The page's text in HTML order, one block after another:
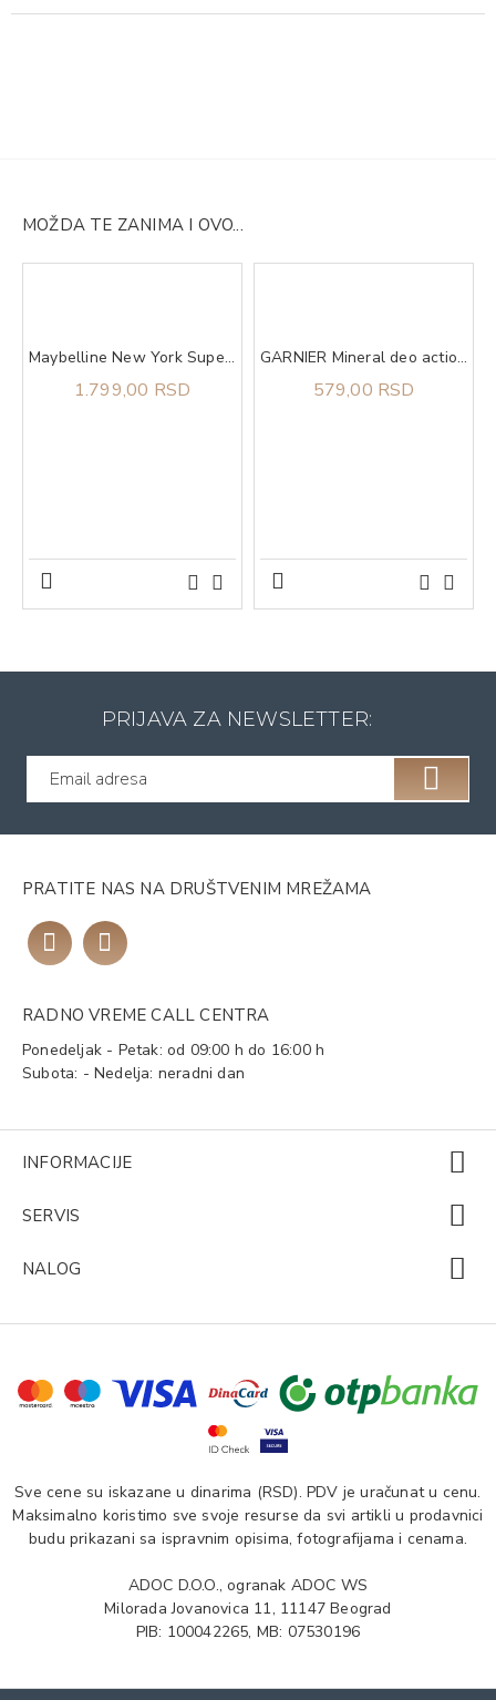
MOŽDA TE ZANIMA I OVO...
Maybelline New York Super Stay Lumi Matte tečni puder 140​
1.799,00 RSD
GARNIER Mineral deo action control thermic 72h sprej 150 ml
579,00 RSD
PRIJAVA ZA NEWSLETTER:
PRATITE NAS NA DRUŠTVENIM MREŽAMA
RADNO VREME CALL CENTRA
Ponedeljak - Petak: od 09:00 h do 16:00 h
Subota: - Nedelja: neradni dan
INFORMACIJE
SERVIS
NALOG
Sve cene su iskazane u dinarima (RSD). PDV je uračunat u cenu.
Maksimalno koristimo sve svoje resurse da svi artikli u prodavnici
budu prikazani sa ispravnim opisima, fotografijama i cenama.
ADOC D.O.O., ogranak ADOC WS
Milorada Jovanovica 11, 11147 Beograd
PIB: 100042265, MB: 07530196